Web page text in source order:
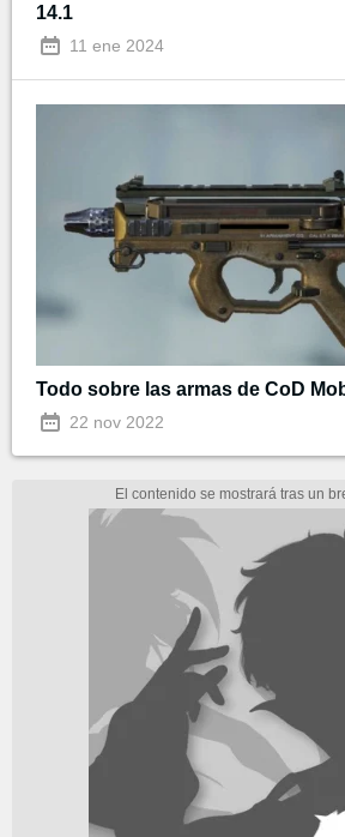
14.1
11 ene 2024
Todo sobre las armas de CoD
22 nov 2022